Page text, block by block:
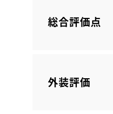
総合評価点
外装評価